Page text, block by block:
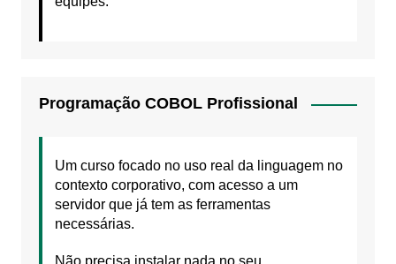
Programação COBOL Profissional
Um curso focado no uso real da linguagem no
contexto corporativo, com acesso a um
servidor que já tem as ferramentas
necessárias.
Não precisa instalar nada no seu